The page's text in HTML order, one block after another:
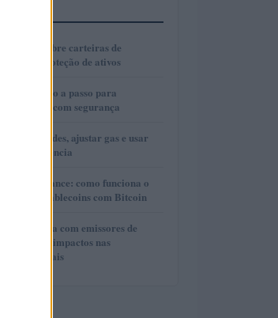
completo sobre carteiras de
e proteção de ativos
wallets: passo a passo para
e usar com segurança
escolher redes, ajustar gas e usar
com eficiência
da Binance: como funciona o
de stablecoins com Bitcoin
direta com emissores de
e seus impactos nas
penais